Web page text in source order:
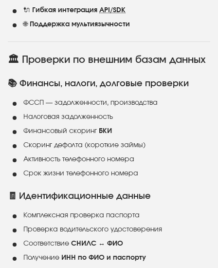
🔌 Гибкая интеграция API/SDK
🌐 Поддержка мультиязычности
🏛 Проверки по внешним базам данных
📚 Финансы, налоги, долговые проверки
ФССП — задолженности, производства
Налоговая задолженность
Финансовый скоринг БКИ
Скоринг дефолта (короткие займы)
Активность телефонного номера
Срок жизни телефонного номера
🧾 Идентификационные данные
Комплексная проверка паспорта
Проверка водительского удостоверения
Соответствие СНИЛС ↔ ФИО
Получение ИНН по ФИО и паспорту